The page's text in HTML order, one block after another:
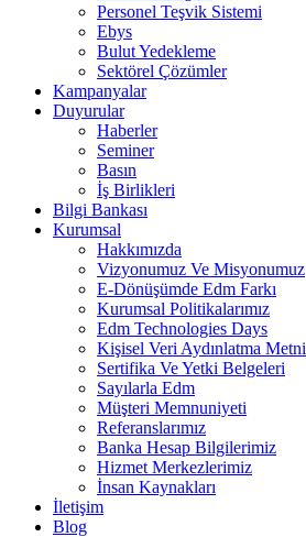
Personel Teşvik Sistemi
Ebys
Bulut Yedekleme
Sektörel Çözümler
Kampanyalar
Duyurular
Haberler
Seminer
Basın
İş Birlikleri
Bilgi Bankası
Kurumsal
Hakkımızda
Vizyonumuz Ve Misyonumuz
E-Dönüşümde Edm Farkı
Kurumsal Politikalarımız
Edm Technologies Days
Kişisel Veri Aydınlatma Metni
Sertifika Ve Yetki Belgeleri
Sayılarla Edm
Müşteri Memnuniyeti
Referanslarımız
Banka Hesap Bilgilerimiz
Hizmet Merkezlerimiz
İnsan Kaynakları
İletişim
Blog